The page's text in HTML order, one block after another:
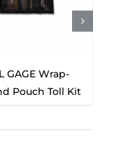
GAL GAGE
Profile